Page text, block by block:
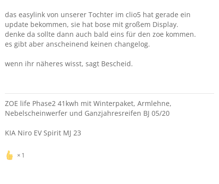
das easylink von unserer Tochter im clio5 hat gerade ein
update bekommen, sie hat bose mit großem Display.
denke da sollte dann auch bald eins für den zoe kommen.
es gibt aber anscheinend keinen changelog.
wenn ihr näheres wisst, sagt Bescheid.
ZOE life Phase2 41kwh mit Winterpaket, Armlehne,
Nebelscheinwerfer und Ganzjahresreifen BJ 05/20
KIA Niro EV Spirit MJ 23
1